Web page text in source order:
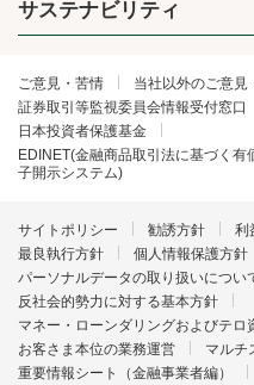
サステナビリティ
ご意見・苦情
当社以外のご意見
証券取引等監視委員会情報受付窓口
日本投資者保護基金
EDINET(金融商品取引法に基づく
子開示システム)
サイトポリシー 勧誘方針
利
最良執行方針
個人情報保護方針
パーソナルデータの取り扱いについ
反社会的勢力に対する基本方針
マネー・ローンダリングおよびテ
お客さま本位の業務運営
マルチ
重要情報シート（金融事業者編）